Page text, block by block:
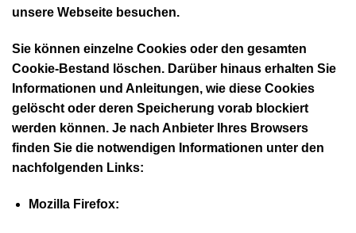
unsere Webseite besuchen.
Sie können einzelne Cookies oder den gesamten
Cookie-Bestand löschen. Darüber hinaus erhalten Sie
Informationen und Anleitungen, wie diese Cookies
gelöscht oder deren Speicherung vorab blockiert
werden können. Je nach Anbieter Ihres Browsers
finden Sie die notwendigen Informationen unter den
nachfolgenden Links:
Mozilla Firefox: